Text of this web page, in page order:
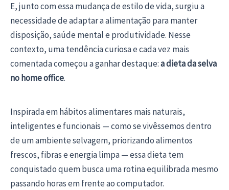
E, junto com essa mudança de estilo de vida, surgiu a
necessidade de adaptar a alimentação para manter
disposição, saúde mental e produtividade. Nesse
contexto, uma tendência curiosa e cada vez mais
comentada começou a ganhar destaque:a dieta da selva
no home office.
Inspirada em hábitos alimentares mais naturais,
inteligentes e funcionais — como se vivêssemos dentro
de um ambiente selvagem, priorizando alimentos
frescos, fibras e energia limpa — essa dieta tem
conquistado quem busca uma rotina equilibrada mesmo
passando horas em frente ao computador.